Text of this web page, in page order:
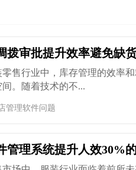
拨审批提升效率避免缺
售行业中，库存管理的效率
。随着技术的不...
管理软件问题
管理系统提升人效30%